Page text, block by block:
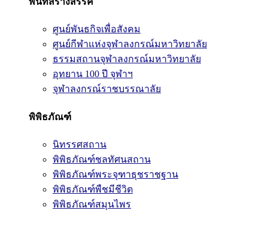
ศูนย์พันธกิจเพื่อสังคม
ศูนย์กีฬาแห่งจุฬาลงกรณ์มหาวิทยาลัย
ธรรมสถานจุฬาลงกรณ์มหาวิทยาลัย
อุทยาน 100 ปี จุฬาฯ
จุฬาลงกรณ์ราชบรรณาลัย
พิพิธภัณฑ์
นิทรรศสถาน
พิพิธภัณฑ์ชลทัศนสถาน
พิพิธภัณฑ์พระจุฑาธุชราชฐาน
พิพิธภัณฑ์พืชมีชีวิต
พิพิธภัณฑ์สมุนไพร